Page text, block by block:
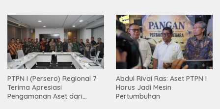
PTPN I (Persero) Regional 7
Terima Apresiasi
Pengamanan Aset dari
Abdul Rivai Ras: Aset PTPN I
Harus Jadi Mesin
Pertumbuhan